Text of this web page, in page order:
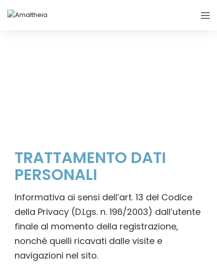
TRATTAMENTO DATI
PERSONALI
Informativa ai sensi dell’art. 13 del Codice
della Privacy (D.Lgs. n. 196/2003) dall’utente
finale al momento della registrazione,
nonché quelli ricavati dalle visite e
navigazioni nel sito.